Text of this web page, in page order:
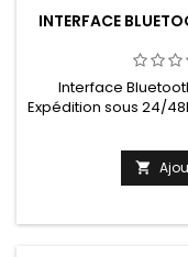
INTERFACE
Interface
Expédition sous 24/
